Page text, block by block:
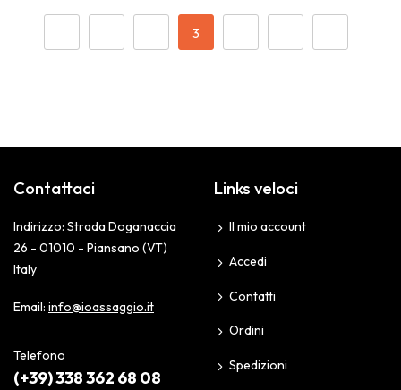
Attualmente stai leggendo la pagina
3
Contattaci
Indirizzo: Strada Doganaccia
26 - 01010 - Piansano (VT)
Italy
Email: info@ioassaggio.it
Telefono
(+39) 338 362 68 08
Links veloci
Il mio account
Accedi
Contatti
Ordini
Spedizioni